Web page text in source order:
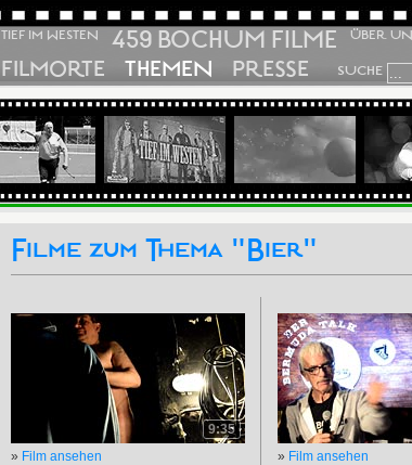
TIEF IM WESTEN 459 BOCHUM FILME ÜBER
FILMORTE THEMEN PRESSE SUCHE
Filme zum Thema "Bier"
9:35
» Film ansehen
» Film ansehen